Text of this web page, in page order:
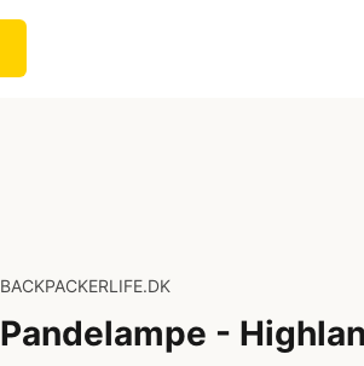
BACKPACKERLIFE.DK
Pandelampe -